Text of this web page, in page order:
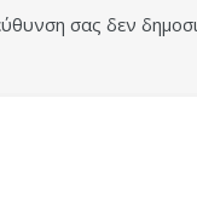
σας δεν